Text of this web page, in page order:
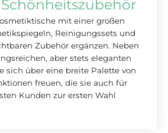
mit einer großen
Reinigungssets und
Zubehör ergänzen. Neben
aber stets eleganten
sich über eine breite Palette von
freuen, die sie auch für
Kunden zur ersten Wahl